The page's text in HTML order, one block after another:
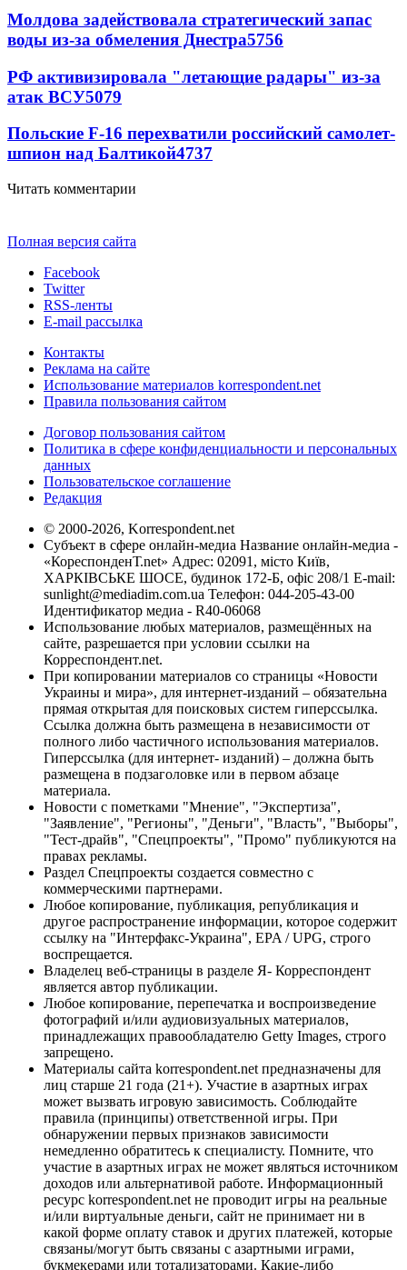
Молдова задействовала стратегический запас
воды из-за обмеления Днестра5756
РФ активизировала "летающие радары" из-за
атак ВСУ5079
Польские F-16 перехватили российский самолет-
шпион над Балтикой4737
Читать комментарии
Полная версия сайта
Facebook
Twitter
RSS-ленты
E-mail рассылка
Контакты
Реклама на сайте
Использование материалов korrespondent.net
Правила пользования сайтом
Договор пользования сайтом
Политика в сфере конфиденциальности и персональных
данных
Пользовательское соглашение
Редакция
© 2000-2026, Korrespondent.net
Субъект в сфере онлайн-медиа Название онлайн-медиа -
«КореспонденТ.net» Адрес: 02091, місто Київ,
ХАРКІВСЬКЕ ШОСЕ, будинок 172-Б, офіс 208/1 E-mail:
sunlight@mediadim.com.ua Телефон: 044-205-43-00
Идентификатор медиа - R40-06068
Использование любых материалов, размещённых на
сайте, разрешается при условии ссылки на
Корреспондент.net.
При копировании материалов со страницы «Новости
Украины и мира», для интернет-изданий – обязательна
прямая открытая для поисковых систем гиперссылка.
Ссылка должна быть размещена в независимости от
полного либо частичного использования материалов.
Гиперссылка (для интернет- изданий) – должна быть
размещена в подзаголовке или в первом абзаце
материала.
Новости с пометками "Мнение", "Экспертиза",
"Заявление", "Регионы", "Деньги", "Власть", "Выборы",
"Тест-драйв", "Спецпроекты", "Промо" публикуются на
правах рекламы.
Раздел Спецпроекты создается совместно с
коммерческими партнерами.
Любое копирование, публикация, републикация и
другое распространение информации, которое содержит
ссылку на "Интерфакс-Украина", EPA / UPG, строго
воспрещается.
Владелец веб-страницы в разделе Я- Корреспондент
является автор публикации.
Любое копирование, перепечатка и воспроизведение
фотографий и/или аудиовизуальных материалов,
принадлежащих правообладателю Getty Images, строго
запрещено.
Материалы сайта korrespondent.net предназначены для
лиц старше 21 года (21+). Участие в азартных играх
может вызвать игровую зависимость. Соблюдайте
правила (принципы) ответственной игры. При
обнаружении первых признаков зависимости
немедленно обратитесь к специалисту. Помните, что
участие в азартных играх не может являться источником
доходов или альтернативой работе. Информационный
ресурс korrespondent.net не проводит игры на реальные
и/или виртуальные деньги, сайт не принимает ни в
какой форме оплату ставок и других платежей, которые
связаны/могут быть связаны с азартными играми,
букмекерами или тотализаторами. Какие-либо